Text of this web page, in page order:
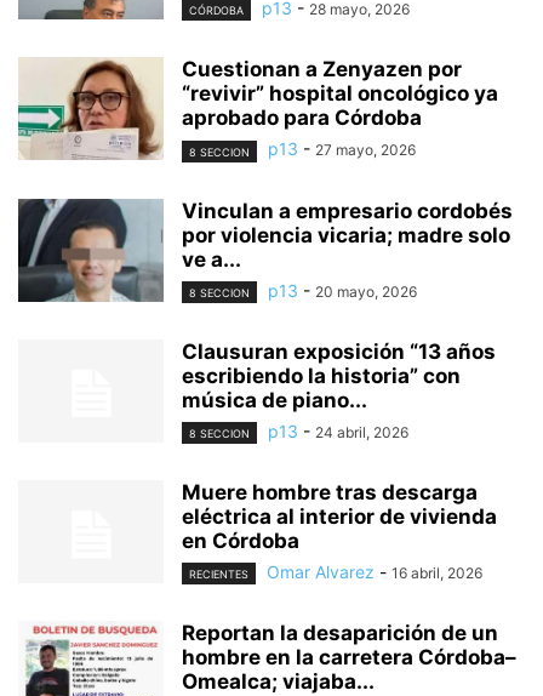
CÓRDOBA p13 - 28 mayo, 2026
Cuestionan a Zenyazen por
“revivir” hospital oncológico ya
aprobado para Córdoba
8 SECCION p13 - 27 mayo, 2026
Vinculan a empresario cordobés
por violencia vicaria; madre solo
ve a...
8 SECCION p13 - 20 mayo, 2026
Clausuran exposición “13 años
escribiendo la historia” con
música de piano...
8 SECCION p13 - 24 abril, 2026
Muere hombre tras descarga
eléctrica al interior de vivienda
en Córdoba
RECIENTES Omar Alvarez - 16 abril, 2026
Reportan la desaparición de un
hombre en la carretera Córdoba–
Omealca; viajaba...